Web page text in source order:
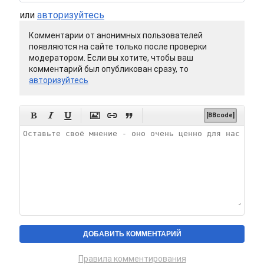
или авторизуйтесь
Комментарии от анонимных пользователей
появляются на сайте только после проверки
модератором. Если вы хотите, чтобы ваш
комментарий был опубликован сразу, то
авторизуйтесь
      [BBcode]
Правила комментирования